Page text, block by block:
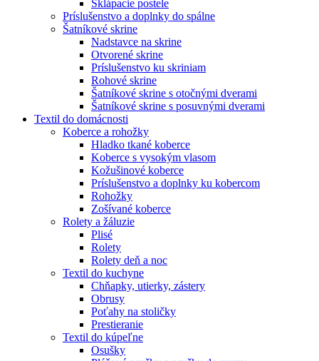
Sklápacie postele
Príslušenstvo a doplnky do spálne
Šatníkové skrine
Nadstavce na skrine
Otvorené skrine
Príslušenstvo ku skriniam
Rohové skrine
Šatníkové skrine s otočnými dverami
Šatníkové skrine s posuvnými dverami
Textil do domácnosti
Koberce a rohožky
Hladko tkané koberce
Koberce s vysokým vlasom
Kožušinové koberce
Príslušenstvo a doplnky ku kobercom
Rohožky
Zošívané koberce
Rolety a žáluzie
Plisé
Rolety
Rolety deň a noc
Textil do kuchyne
Chňapky, utierky, zástery
Obrusy
Poťahy na stoličky
Prestieranie
Textil do kúpeľne
Osušky